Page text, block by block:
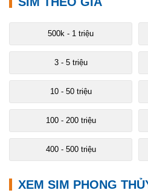
500k - 1 triệu
3 - 5 triệu
10 - 50 triệu
100 - 200 triệu
400 - 500 triệu
XEM SIM PHONG